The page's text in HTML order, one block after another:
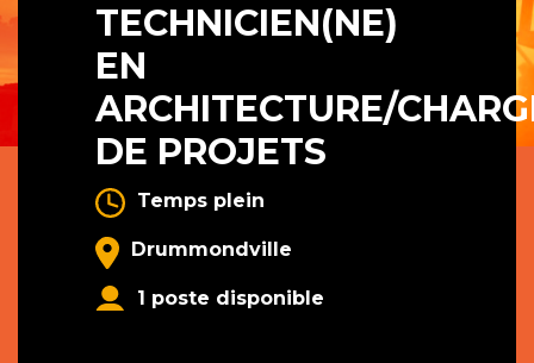
TECHNICIEN(NE)
EN
ARCHITECTURE/
DE PROJETS
Temps plein
Drummondville
1 poste disponible